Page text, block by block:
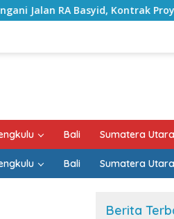
Proyek Sudah Rampung
Bali Sumatera Utara
Bali Sumatera Utara
Berita